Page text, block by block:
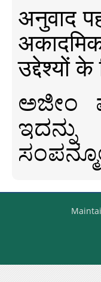
अनुवाद
उद्देश्यों
ಅಜೀಂ